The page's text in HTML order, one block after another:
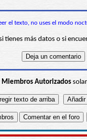
el texto, no uses el modo
tienes más datos o si
Miembros Autorizados